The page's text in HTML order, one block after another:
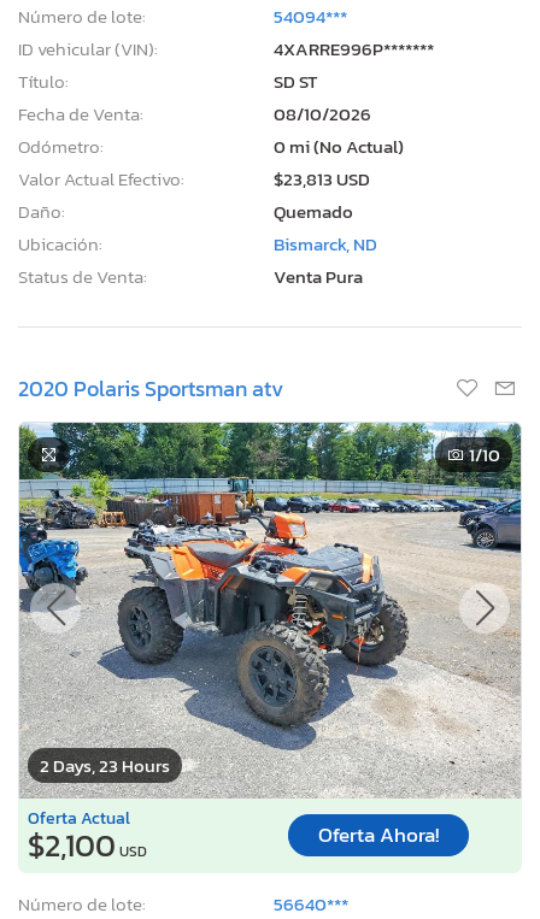
Número de lote:
54094***
ID vehicular (VIN):
4XARRE996P*******
Título:
SD ST
Fecha de Venta:
08/10/2026
Odómetro:
0 mi (No Actual)
Valor Actual Efectivo:
$23,813 USD
Daño:
Quemado
Ubicación:
Bismarck, ND
Status de Venta:
Venta Pura
2020 Polaris Sportsman atv
2 Days, 23 Hours
1/10
Oferta Actual
$2,100 USD
Oferta Ahora!
Número de lote:
56640***